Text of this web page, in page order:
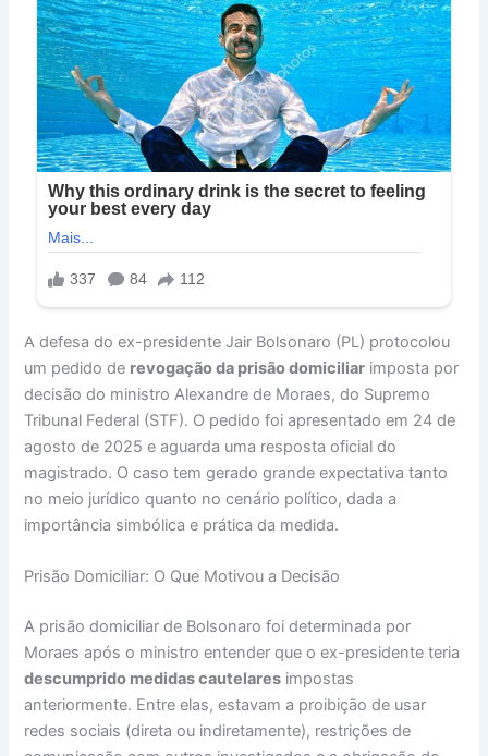
A defesa do ex-presidente Jair Bolsonaro (PL) protocolou
um pedido de revogação da prisão domiciliar imposta por
decisão do ministro Alexandre de Moraes, do Supremo
Tribunal Federal (STF). O pedido foi apresentado em 24 de
agosto de 2025 e aguarda uma resposta oficial do
magistrado. O caso tem gerado grande expectativa tanto
no meio jurídico quanto no cenário político, dada a
importância simbólica e prática da medida.
Prisão Domiciliar: O Que Motivou a Decisão
A prisão domiciliar de Bolsonaro foi determinada por
Moraes após o ministro entender que o ex-presidente teria
descumprido medidas cautelares impostas
anteriormente. Entre elas, estavam a proibição de usar
redes sociais (direta ou indiretamente), restrições de